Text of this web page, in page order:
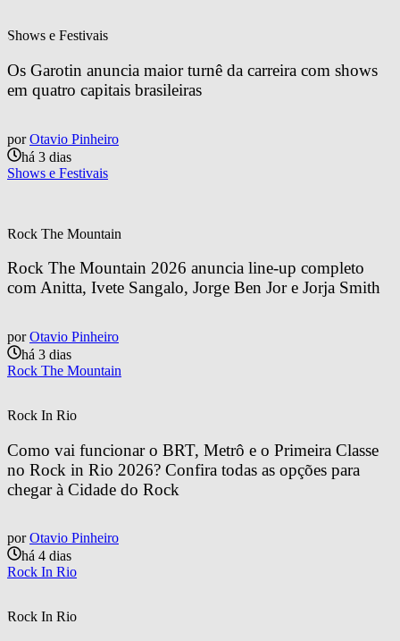
Shows e Festivais
Os Garotin anuncia maior turnê da carreira com shows
em quatro capitais brasileiras
por Otavio Pinheiro
há 3 dias
Shows e Festivais
Rock The Mountain
Rock The Mountain 2026 anuncia line-up completo
com Anitta, Ivete Sangalo, Jorge Ben Jor e Jorja Smith
por Otavio Pinheiro
há 3 dias
Rock The Mountain
Rock In Rio
Como vai funcionar o BRT, Metrô e o Primeira Classe
no Rock in Rio 2026? Confira todas as opções para
chegar à Cidade do Rock
por Otavio Pinheiro
há 4 dias
Rock In Rio
Rock In Rio